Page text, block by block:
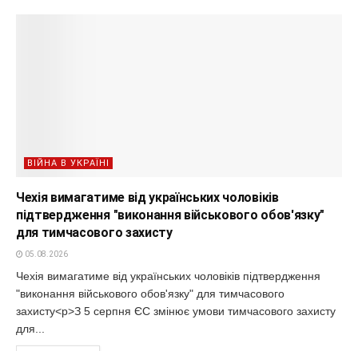
ВІЙНА В УКРАЇНІ
Чехія вимагатиме від українських чоловіків
підтвердження "виконання військового обов'язку"
для тимчасового захисту
05.08.2026
Чехія вимагатиме від українських чоловіків підтвердження
"виконання військового обов'язку" для тимчасового
захисту<p>З 5 серпня ЄС змінює умови тимчасового захисту
для...